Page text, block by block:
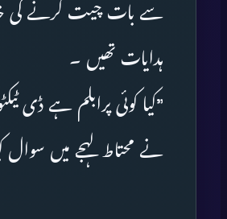
سے بات چیت کرنے
ہدایات تھیں ۔
”کیا کوئی پرابلم ہے ڈی
نے محتاط لہجے میں سوال